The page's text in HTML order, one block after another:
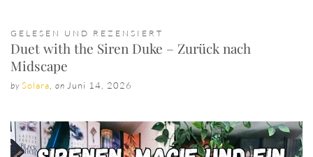
GELESEN UND REZENSIERT
Duet with the Siren Duke – Zurück nach
Midscape
by Solara on Juni 14, 2026